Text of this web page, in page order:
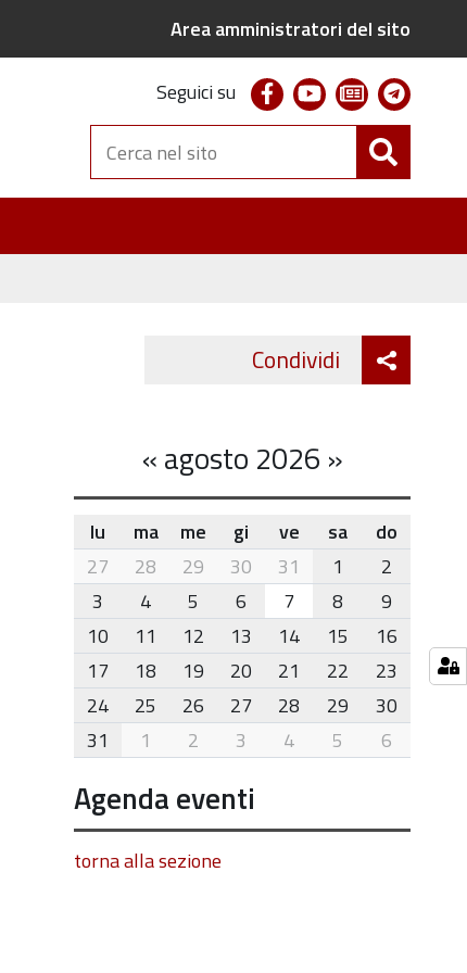
Area amministratori del sito
Seguici su facebookyoutubenewsletter
Cerca
nel
sito
Condividi Twitter
«agosto 2026 »
month-
8
lu ma me gi ve sa
do
27
28 29 30 31 1
2
3
4 5 6 7 8
9
10
11 12 13 14 15
16
17
18 19 20 21 22
23
24
25 26 27 28 29
30
31
1 2 3 4 5 6
Agenda eventi
torna alla sezione